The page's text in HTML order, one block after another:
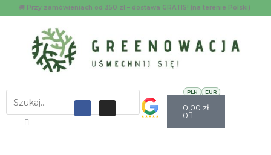
Przejdź
🚚 Przy zamówieniach od 350 zł – dostawa GRATIS! (na terenie Polski)
Szukaj MenuFacebook
Instagram
PLN EUR
0,00 zł
0
Wózek
ilość
"Jesteś
Wyjątkowa"